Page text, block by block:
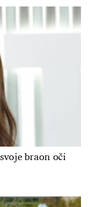
braon oči